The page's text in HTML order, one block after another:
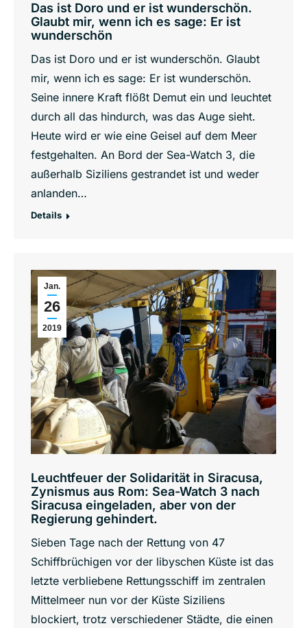
Das ist Doro und er ist wunderschön.
Glaubt mir, wenn ich es sage: Er ist
wunderschön
Das ist Doro und er ist wunderschön. Glaubt
mir, wenn ich es sage: Er ist wunderschön.
Seine innere Kraft flößt Demut ein und leuchtet
durch all das hindurch, was das Auge sieht.
Heute wird er wie eine Geisel auf dem Meer
festgehalten. An Bord der Sea-Watch 3, die
außerhalb Siziliens gestrandet ist und weder
anlanden…
Details
Jan.
26
2019
Leuchtfeuer der Solidarität in Siracusa,
Zynismus aus Rom: Sea-Watch 3 nach
Siracusa eingeladen, aber von der
Regierung gehindert.
Sieben Tage nach der Rettung von 47
Schiffbrüchigen vor der libyschen Küste ist das
letzte verbliebene Rettungsschiff im zentralen
Mittelmeer nun vor der Küste Siziliens
blockiert, trotz verschiedener Städte, die einen